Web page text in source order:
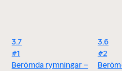
3.7
#1
Berömda rymningar –
3.6
#2